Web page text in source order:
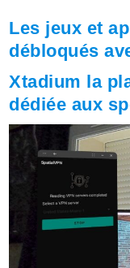
Les jeux et
débloqués
Xtadium la
dédiée aux